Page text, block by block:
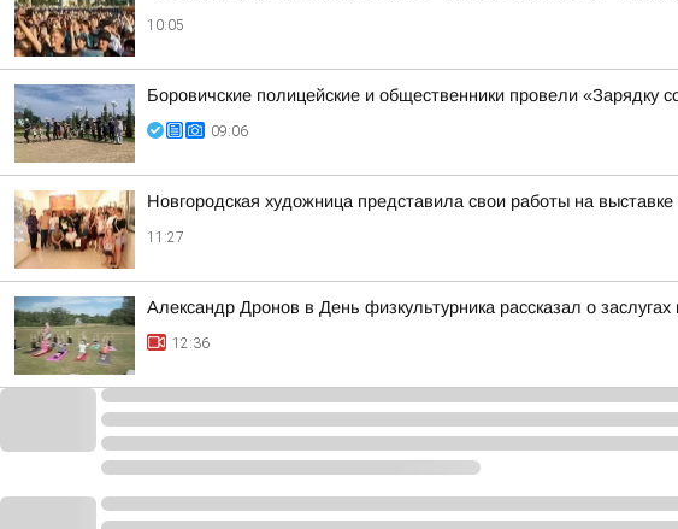
10:05
Боровичские полицейские и общественники провели «Зарядку
09:06
Новгородская художница представила свои работы на
11:27
Александр Дронов в День физкультурника рассказал о
12:36